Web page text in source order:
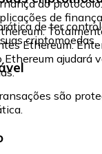
do
de
Ethereum.
ajudará
de ter
criptomoedas.
são